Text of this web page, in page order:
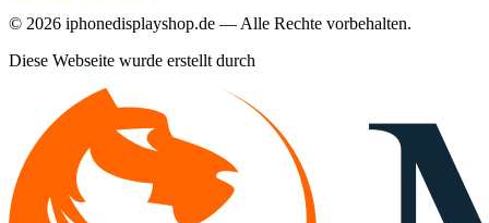
© 2026 iphonedisplayshop.de — Alle Rechte vorbehalten.
Diese Webseite wurde erstellt durch